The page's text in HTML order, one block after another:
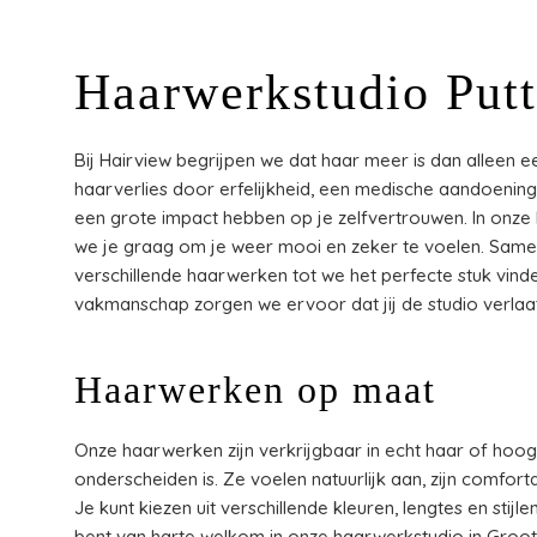
Haarwerkstudio
Bij Hairview begrijpen we dat haar meer is dan alleen
haarverlies door erfelijkheid, een medische
een grote impact hebben op je zelfvertrouwen. In
we je graag om je weer mooi en zeker te voelen.
verschillende haarwerken tot we het perfecte stuk
vakmanschap zorgen we ervoor dat jij de studio
Haarwerken op maat
Onze haarwerken zijn verkrijgbaar in echt haar of
onderscheiden is. Ze voelen natuurlijk aan, zijn
Je kunt kiezen uit verschillende kleuren, lengtes en